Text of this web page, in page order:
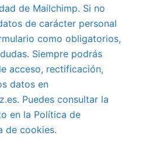
de Mailchimp. Si no
de carácter personal
como obligatorios,
Siempre podrás
acceso, rectificación,
datos en
Puedes consultar la
en la Política de
de cookies.